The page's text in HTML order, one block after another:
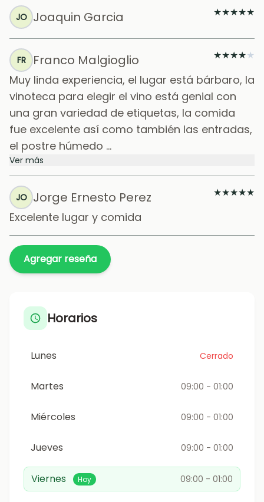
JO Joaquin Garcia ★★★★★
FR Franco Malgioglio ★★★★★
Muy linda experiencia, el lugar está bárbaro, la
vinoteca para elegir el vino está genial con
una gran variedad de etiquetas, la comida
fue excelente así como también las entradas,
el postre húmedo ...
Ver más
JO Jorge Ernesto Perez ★★★★★
Excelente lugar y comida
Agregar reseña
Horarios
Lunes Cerrado
Martes 09:00 - 01:00
Miércoles 09:00 - 01:00
Jueves 09:00 - 01:00
Viernes Hoy 09:00 - 01:00